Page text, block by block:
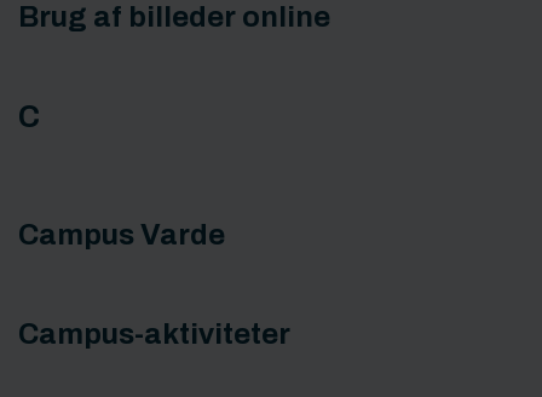
Brug af billeder online
C
Campus Varde
Campus-aktiviteter